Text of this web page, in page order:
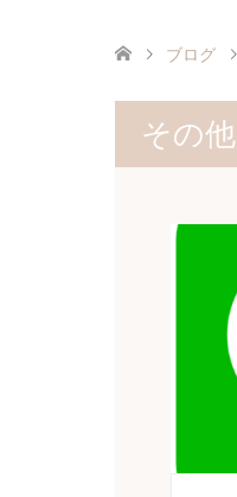
ブログ
その他